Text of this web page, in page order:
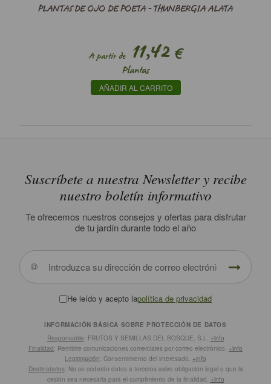
PLANTAS DE OJO DE POETA - THUNBERGIA ALATA
A partir de11,42€
Plantas
AÑADIR AL CARRITO
Suscríbete a nuestra Newsletter y recibe
nuestro boletín informativo
Te ofrecemos nuestros consejos y ofertas para disfrutar
de tu jardín durante todo el año
He leído y acepto lapolítica de privacidad
INFORMACIÓN BÁSICA SOBRE PROTECCIÓN DE DATOS
Responsable: FRUTOS Y SEMILLAS DEL BOSQUE, S.L.
+info
Finalidad: Remitirte comunicaciones comerciales por correo electrónico. +info
Legitimación: Consentimiento del interesado. +info
Destinatarios: No se cederán datos a terceros salvo obligación legal o que la
cesión sea necesaria para el cumplimiento de la finalidad. +info